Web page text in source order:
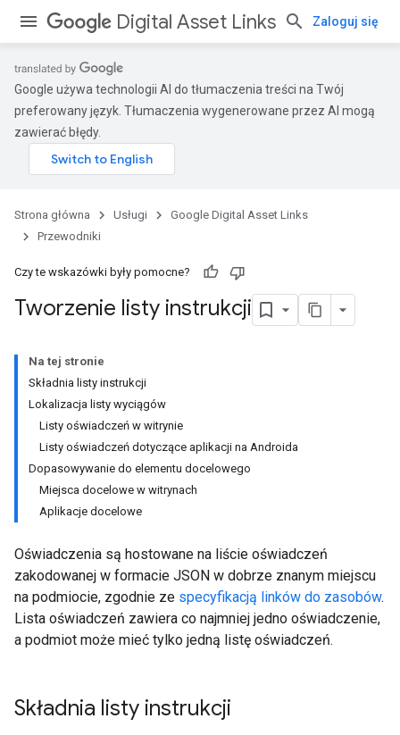
Digital Asset Links Zaloguj się
Google używa technologii AI do tłumaczenia treści na Twój
preferowany język. Tłumaczenia wygenerowane przez AI mogą
zawierać błędy.
Strona główna Usługi
Google Digital Asset Links
Przewodniki
Czy te wskazówki były pomocne?
Tworzenie listy instrukcji
Na tej stronie
Składnia listy instrukcji
Lokalizacja listy wyciągów
Listy oświadczeń w witrynie
Listy oświadczeń dotyczące aplikacji na Androida
Dopasowywanie do elementu docelowego
Miejsca docelowe w witrynach
Aplikacje docelowe
Oświadczenia są hostowane na liście oświadczeń
zakodowanej w formacie JSON w dobrze znanym miejscu
na podmiocie, zgodnie ze specyfikacją linków do zasobów.
Lista oświadczeń zawiera co najmniej jedno oświadczenie,
a podmiot może mieć tylko jedną listę oświadczeń.
Składnia listy instrukcji